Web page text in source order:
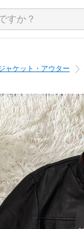
ャケット・アウター